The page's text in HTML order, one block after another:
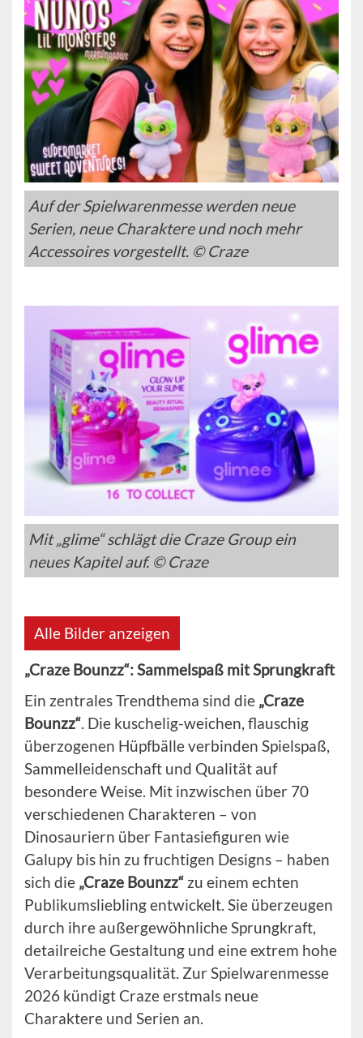
Auf der Spielwarenmesse werden neue
Serien, neue Charaktere und noch mehr
Accessoires vorgestellt. © Craze
Mit „glime“ schlägt die Craze Group ein
neues Kapitel auf. © Craze
Alle Bilder anzeigen
„Craze Bounzz“: Sammelspaß mit Sprungkraft
Ein zentrales Trendthema sind die „Craze
Bounzz“ . Die kuschelig-weichen, flauschig
überzogenen Hüpfbälle verbinden Spielspaß,
Sammelleidenschaft und Qualität auf
besondere Weise. Mit inzwischen über 70
verschiedenen Charakteren – von
Dinosauriern über Fantasiefiguren wie
Galupy bis hin zu fruchtigen Designs – haben
sich die „Craze Bounzz“ zu einem echten
Publikumsliebling entwickelt. Sie überzeugen
durch ihre außergewöhnliche Sprungkraft,
detailreiche Gestaltung und eine extrem hohe
Verarbeitungsqualität. Zur Spielwarenmesse
2026 kündigt Craze erstmals neue
Charaktere und Serien an.